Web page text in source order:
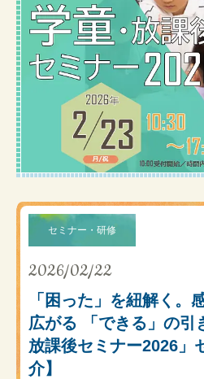
セミナー・研修
2026/02/22
「困った」を紐解く。
広がる 「できる」の引
放課後セミナー2026」
介】